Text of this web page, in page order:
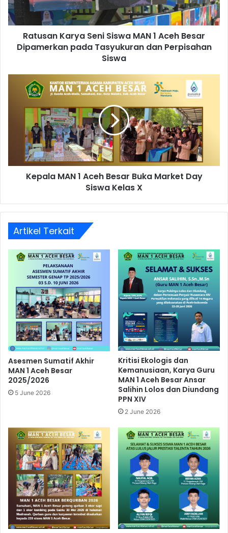
Ratusan Karya Seni Siswa MAN 1 Aceh Besar
Dipamerkan pada Tasyukuran dan Perpisahan
Siswa
Kepala MAN 1 Aceh Besar Buka Market Day
Siswa Kelas X
Artikel Terkait
Asesmen Sumatif Akhir
MAN 1 Aceh Besar
2025/2026
5 June 2026
Kritisi Ekologis dan
Kemanusiaan, Karya Guru
MAN 1 Aceh Besar Ansar
Salihin Lolos dan Diundang
PPN XIV
2 June 2026